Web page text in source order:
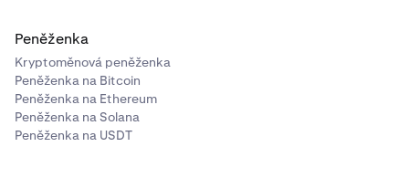
Peněženka
Kryptoměnová peněženka
Peněženka na Bitcoin
Peněženka na Ethereum
Peněženka na Solana
Peněženka na USDT